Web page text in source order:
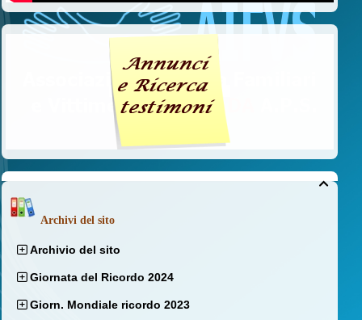

Archivi del sito
Archivio del sito
Giornata del Ricordo 2024
Giorn. Mondiale ricordo 2023